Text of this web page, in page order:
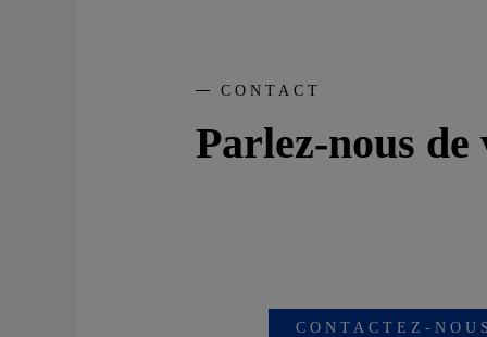
Parlez-nous de
CONTACT
CONTACTEZ-